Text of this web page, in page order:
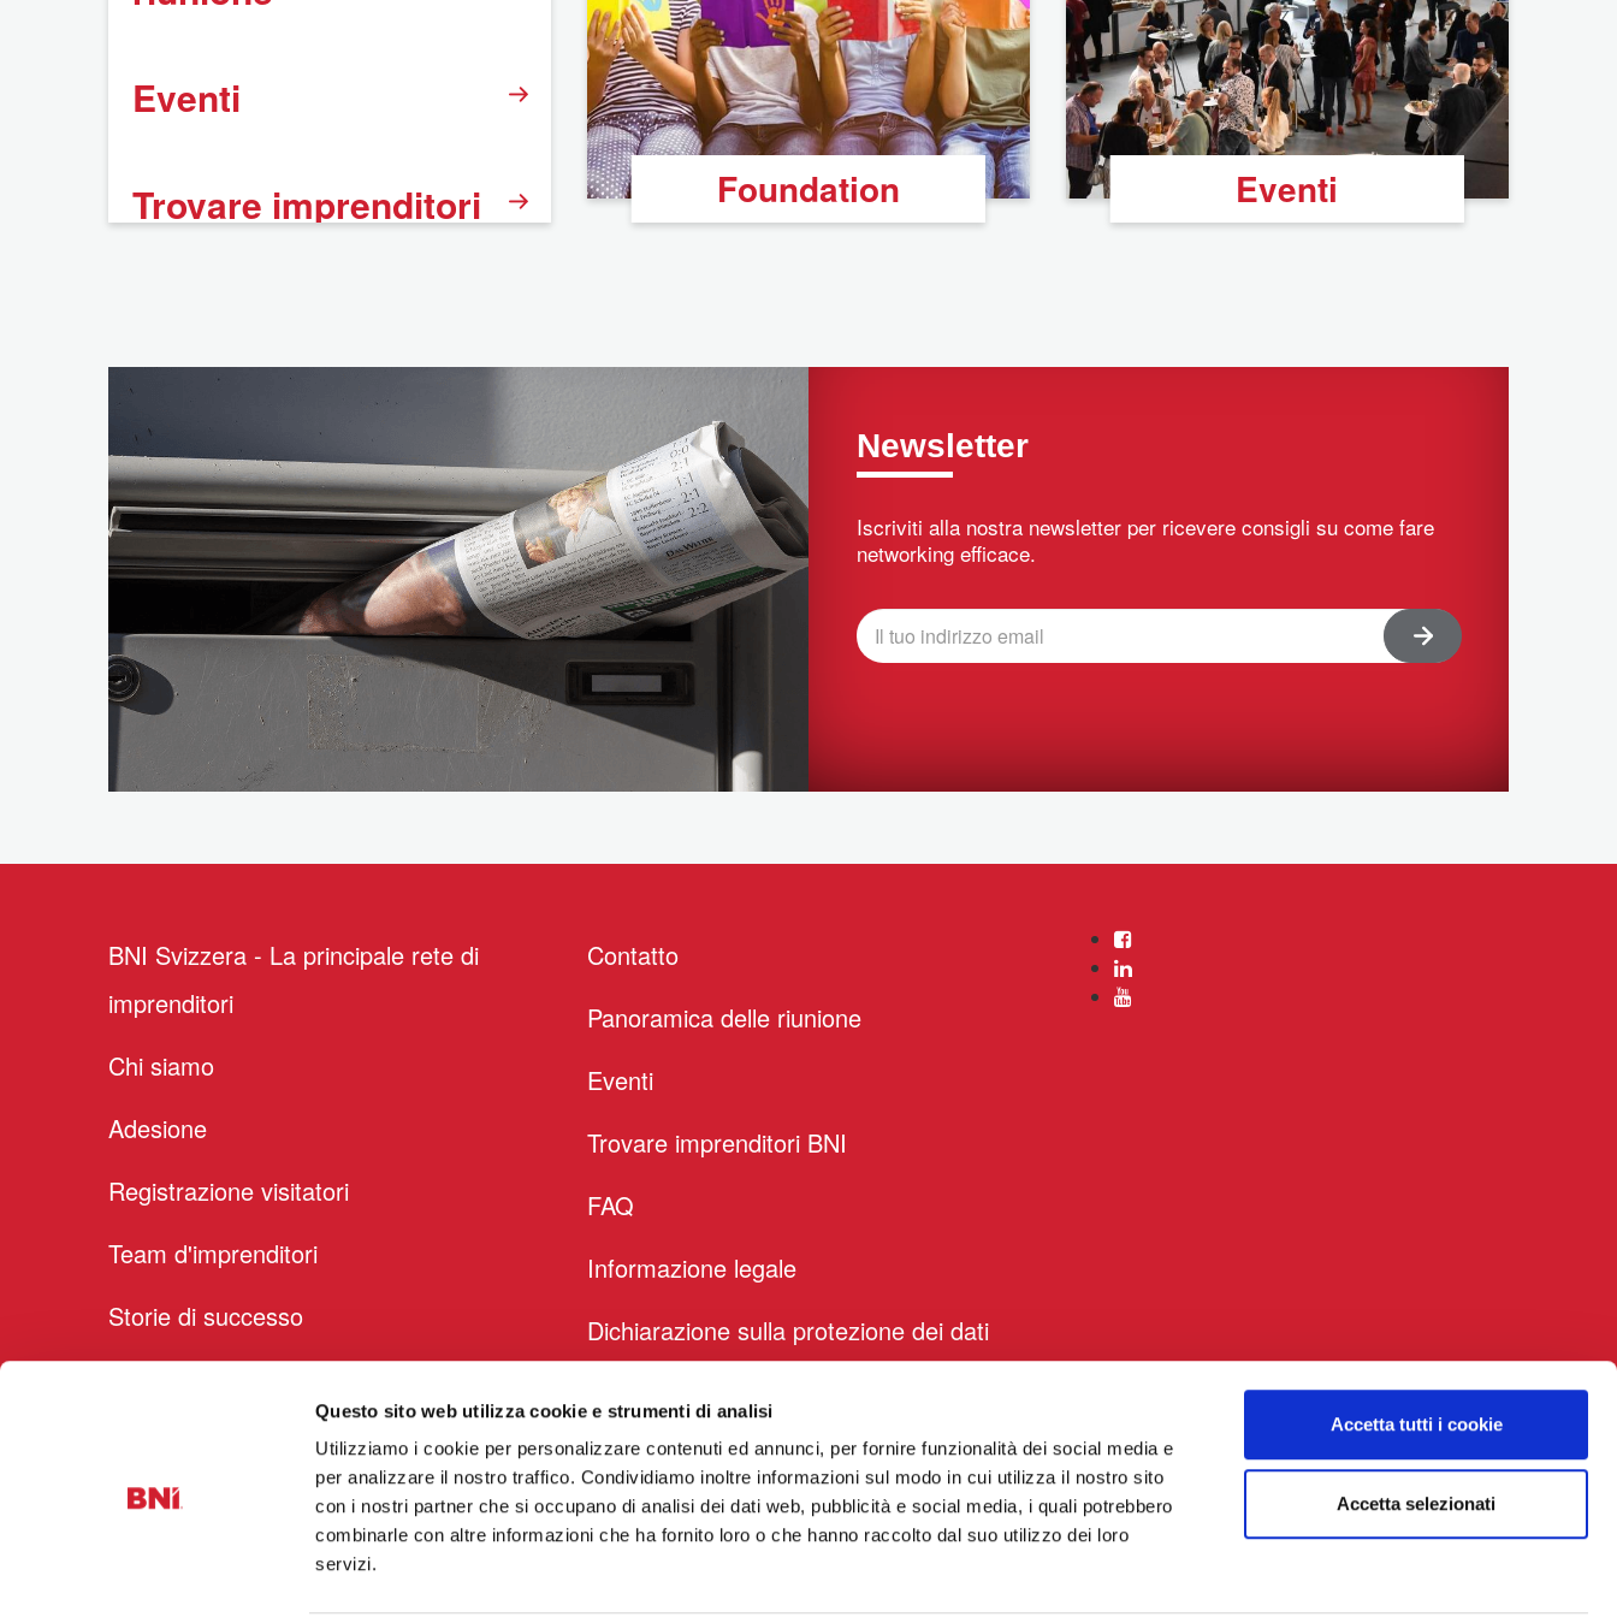
Questo sito web utilizza cookie e strumenti di analisi
Utilizziamo i cookie per personalizzare contenuti ed annunci, per fornire funzionalità dei social media e
per analizzare il nostro traffico. Condividiamo inoltre informazioni sul modo in cui utilizza il nostro sito
con i nostri partner che si occupano di analisi dei dati web, pubblicità e social media, i quali potrebbero
combinarle con altre informazioni che ha fornito loro o che hanno raccolto dal suo utilizzo dei loro
servizi.
Accetta tutti i cookie
Accetta selezionati
Eventi
Trovare imprenditori
Informazione legale
Dichiarazione sulla
protezione dei dati
Foundation Eventi
Newsletter
Iscriviti alla nostra newsletter per ricevere consigli su come fare
networking efficace.
BNI Svizzera - La principale rete di
imprenditori
Chi siamo
Adesione
Registrazione visitatori
Team d'imprenditori
Storie di successo
Cookie Declaration
Contatto
Panoramica delle riunione
Eventi
Trovare imprenditori BNI
FAQ
Informazione legale
Dichiarazione sulla protezione dei dati